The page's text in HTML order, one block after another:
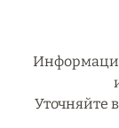
Уточняйте